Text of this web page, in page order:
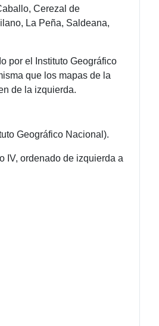
Cerezal de
La Peña, Saldeana,
por el Instituto Geográfico
que los mapas de la
de la izquierda.
Geográfico Nacional).
IV, ordenado de izquierda a